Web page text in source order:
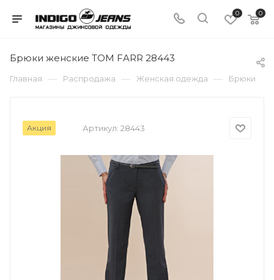
0 0
Брюки женские TOM FARR 28443
Главная — Распродажа — Женская одежда — Брюки
Акция Артикул: 28443